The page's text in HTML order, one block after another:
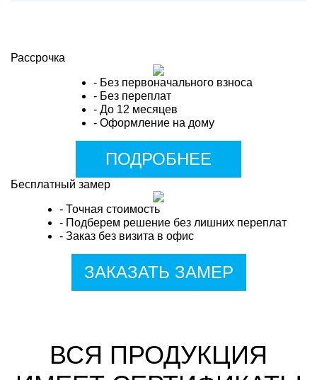
Рассрочка
- Без первоначального взноса
- Без переплат
- До 12 месяцев
- Оформление на дому
ПОДРОБНЕЕ
Бесплатный замер
- Точная стоимость
- Подберем решение без лишних переплат
- Заказ без визита в офис
ЗАКАЗАТЬ ЗАМЕР
ВСЯ ПРОДУКЦИЯ